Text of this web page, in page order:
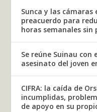
Sunca y las
preacuerdo para
horas semanales sin
Se reúne Suinau
asesinato del joven
CIFRA: la caída de
incumplidas,
de apoyo en su